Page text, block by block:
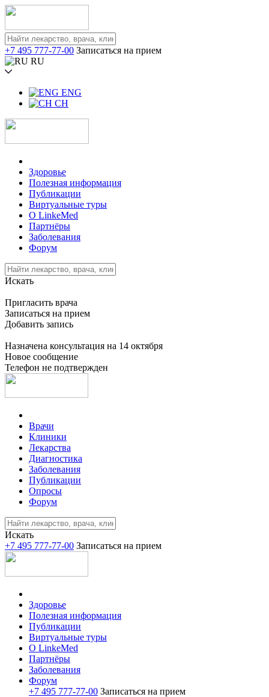
+7 495 777-77-00 Записаться на прием
RU
ENG
CH
Здоровье
Полезная информация
Публикации
Виртуальные туры
О LinkeMed
Партнёры
Заболевания
Форум
Искать
Пригласить врача
Записаться на прием
Добавить запись
Назначена консультация на 14 октября
Новое сообщение
Телефон не подтвержден
Врачи
Клиники
Лекарства
Диагностика
Заболевания
Публикации
Опросы
Форум
Искать
+7 495 777-77-00 Записаться на прием
Здоровье
Полезная информация
Публикации
Виртуальные туры
О LinkeMed
Партнёры
Заболевания
Форум
+7 495 777-77-00 Записаться на прием